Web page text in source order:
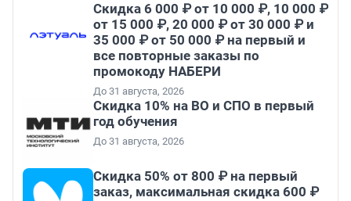
Скидка 6 000 ₽ от 10 000 ₽, 10 000 ₽
от 15 000 ₽, 20 000 ₽ от 30 000 ₽ и
35 000 ₽ от 50 000 ₽ на первый и
все повторные заказы по
промокоду НАБЕРИ
До 31 августа, 2026
Скидка 10% на ВО и СПО в первый
год обучения
До 31 августа, 2026
Скидка 50% от 800 ₽ на первый
заказ, максимальная скидка 600 ₽